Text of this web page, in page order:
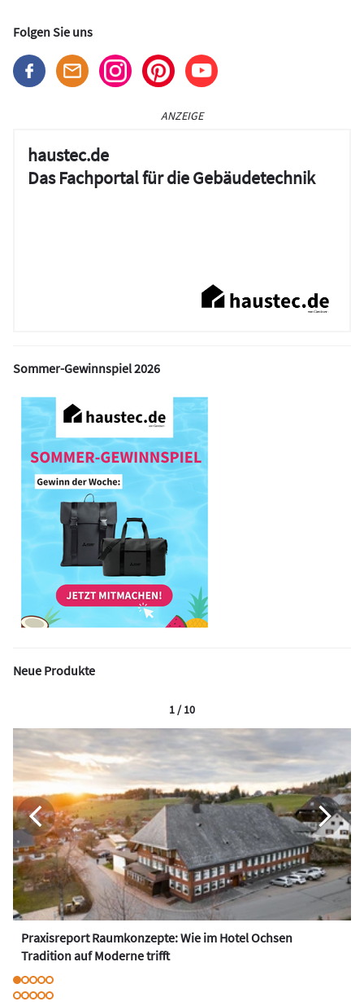
Folgen Sie uns
ANZEIGE
haustec.de
Das Fachportal für die Gebäudetechnik
Sommer-Gewinnspiel 2026
Neue Produkte
Praxisreport Raumkonzepte: Wie im Hotel Ochsen
Tradition auf Moderne trifft
1 / 10